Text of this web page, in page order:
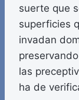
suerte que
superficies
invadan
las
ha de